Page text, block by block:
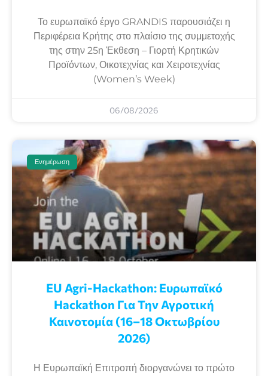
Το ευρωπαϊκό έργο GRANDIS παρουσιάζει η
Περιφέρεια Κρήτης στο πλαίσιο της συμμετοχής
της στην 25η Έκθεση – Γιορτή Κρητικών
Προϊόντων, Οικοτεχνίας και Χειροτεχνίας
(Women’s Week)
06/08/2026
Ενημέρωση
EU Agri-Hackathon: Eυρωπαϊκό
Ηackathon Για Την Αγροτική
Καινοτομία (16–18 Οκτωβρίου
2026)
Η Ευρωπαϊκή Επιτροπή διοργανώνει το πρώτο